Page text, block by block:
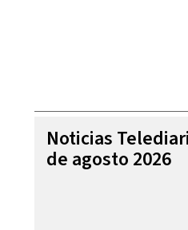
Noticias
de agosto 2026